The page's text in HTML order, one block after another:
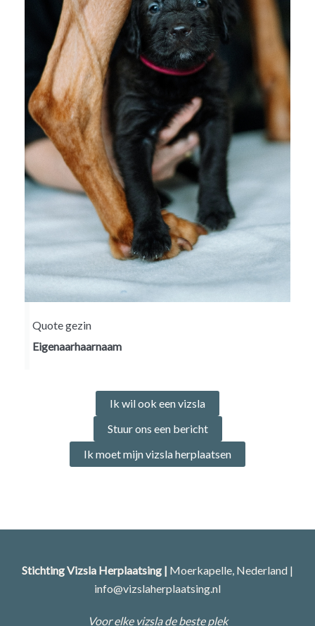
Quote gezin
Eigenaarhaarnaam
Ik wil ook een vizsla
Stuur ons een bericht
Ik moet mijn vizsla herplaatsen
Stichting Vizsla Herplaatsing | Moerkapelle, Nederland |
info@vizslaherplaatsing.nl
Voor elke vizsla de beste plek